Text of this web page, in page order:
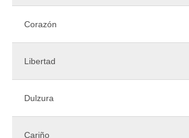
Corazón
Libertad
Dulzura
Cariño